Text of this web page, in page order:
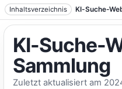
Zum Text springen
Inhaltsverzeichnis KI-Suche-
KI-Suche-
Sammlung
Zuletzt aktualisiert am